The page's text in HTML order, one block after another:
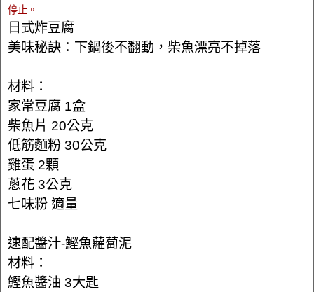
停止。
日式炸豆腐
美味秘訣：下鍋後不翻動，柴魚漂亮不掉落
材料：
家常豆腐 1盒
柴魚片 20公克
低筋麵粉 30公克
雞蛋 2顆
蔥花 3公克
七味粉 適量
速配醬汁-鰹魚蘿蔔泥
材料：
鰹魚醬油 3大匙